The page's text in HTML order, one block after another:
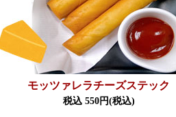
モッツァレラチーズステック
税込 550円(税込)